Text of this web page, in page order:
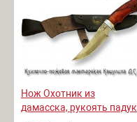
Нож Охотник из
дамасска, рукоять падук